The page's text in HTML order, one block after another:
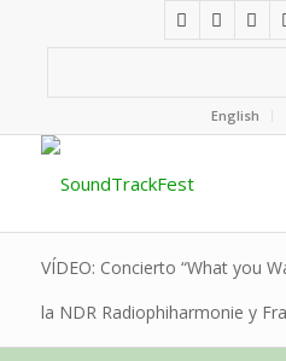
English
VÍDEO: Concierto “What you
la NDR Radiophiharmonie y